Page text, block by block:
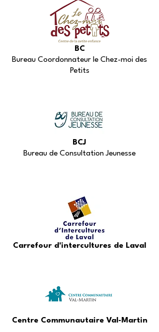
BC
Bureau Coordonnateur le Chez-moi des
Petits
BCJ
Bureau de Consultation Jeunesse
Carrefour d'intercultures de Laval
Centre Communautaire Val-Martin